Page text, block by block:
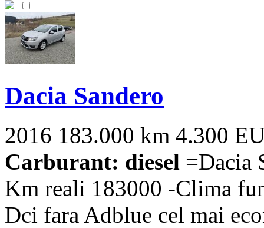
Dacia Sandero
2016 183.000 km 4.300
Carburant: diesel =Dacia
Km reali 183000 -Clima
Dci fara Adblue cel mai